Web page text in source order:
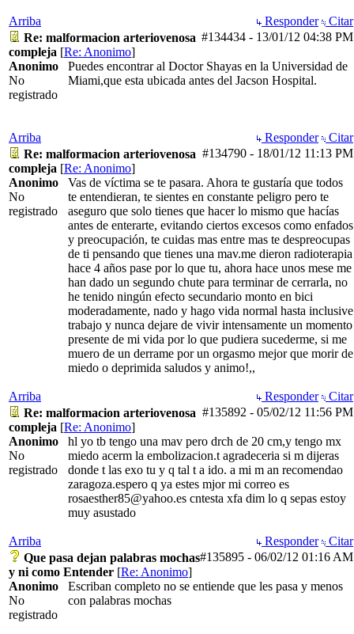
Arriba Responder
Citar
#134434 - 13/01/12 04:38 PM
Re: malformacion arteriovenosa
compleja [Re: Anonimo]
Anonimo
No
registrado
Puedes encontrar al Doctor Shayas en la Universidad de
Miami,que esta ubicada antes del Jacson Hospital.
Arriba Responder
Citar
#134790 - 18/01/12 11:13 PM
Re: malformacion arteriovenosa
compleja [Re: Anonimo]
Anonimo
No
registrado
Vas de víctima se te pasara. Ahora te gustaría que todos
te entendieran, te sientes en constante peligro pero te
aseguro que solo tienes que hacer lo mismo que hacías
antes de enterarte, evitando ciertos excesos como enfados
y preocupación, te cuidas mas entre mas te despreocupas
de ti pensando que tienes una mav.me dieron radioterapia
hace 4 años pase por lo que tu, ahora hace unos mese me
han dado un segundo chute para terminar de cerrarla, no
he tenido ningún efecto secundario monto en bici
moderadamente, nado y hago vida normal hasta inclusive
trabajo y nunca dejare de vivir intensamente un momento
presente de mi vida por lo que pudiera sucederme, si me
muero de un derrame por un orgasmo mejor que morir de
miedo o deprimida saludos y animo!,,
Arriba Responder
Citar
#135892 - 05/02/12 11:56 PM
Re: malformacion arteriovenosa
compleja [Re: Anonimo]
Anonimo
No
registrado
hl yo tb tengo una mav pero drch de 20 cm,y tengo mx
miedo acerm la embolizacion.t agradeceria si m dijeras
donde t las exo tu y q tal t a ido. a mi m an recomendao
zaragoza.espero q ya estes mjor mi correo es
rosaesther85@yahoo.es cntesta xfa dim lo q sepas estoy
muy asustado
Arriba Responder
Citar
#135895 - 06/02/12 01:16 AM
Que pasa dejan palabras mochas
y ni como Entender [Re: Anonimo]
Anonimo
No
registrado
Escriban completo no se entiende que les pasa y menos
con palabras mochas